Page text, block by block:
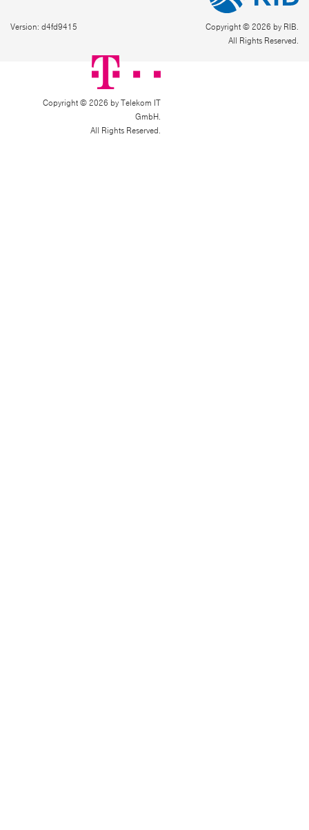
Version: d4fd9415
Copyright © 2026 by RIB.
All Rights Reserved.
Copyright © 2026 by Telekom IT
GmbH.
All Rights Reserved.